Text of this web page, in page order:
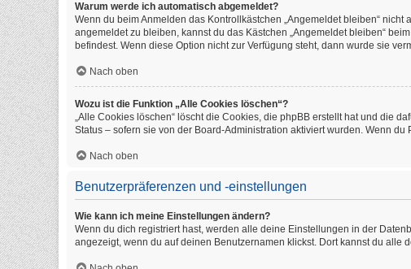
Warum werde ich automatisch abgemeldet?
Wenn du beim Anmelden das Kontrollkästchen „Angemeldet bleiben“
angemeldet zu bleiben, kannst du das Kästchen „Angemeldet bleiben“
befindest. Wenn diese Option nicht zur Verfügung steht, dann wurde sie
Nach oben
Wozu ist die Funktion „Alle Cookies löschen“?
„Alle Cookies löschen“ löscht die Cookies, die phpBB erstellt hat und die
Status – sofern sie von der Board-Administration aktiviert wurden. Wenn
Nach oben
Benutzerpräferenzen und -einstellungen
Wie kann ich meine Einstellungen ändern?
Wenn du dich registriert hast, werden alle deine Einstellungen in der
angezeigt, wenn du auf deinen Benutzernamen klickst. Dort kannst du alle